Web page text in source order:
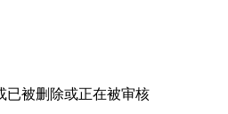
已被删除或正在被审核